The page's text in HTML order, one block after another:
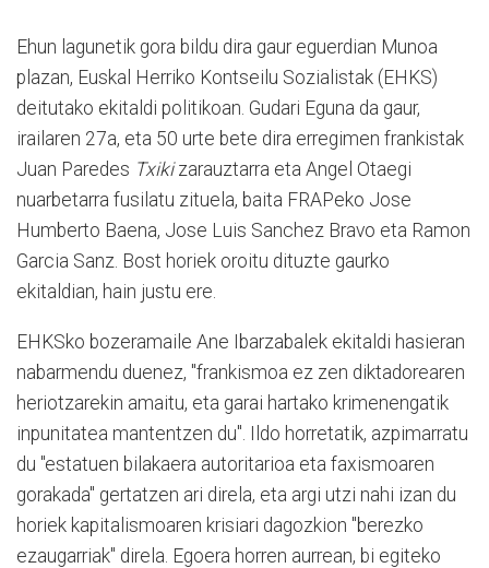
Ehun lagunetik gora bildu dira gaur eguerdian Munoa
plazan, Euskal Herriko Kontseilu Sozialistak (EHKS)
deitutako ekitaldi politikoan. Gudari Eguna da gaur,
irailaren 27a, eta 50 urte bete dira erregimen frankistak
Juan Paredes Txikizarauztarra eta Angel Otaegi
nuarbetarra fusilatu zituela, baita FRAPeko Jose
Humberto Baena, Jose Luis Sanchez Bravo eta Ramon
Garcia Sanz. Bost horiek oroitu dituzte gaurko
ekitaldian, hain justu ere.
EHKSko bozeramaile Ane Ibarzabalek ekitaldi hasieran
nabarmendu duenez, "frankismoa ez zen diktadorearen
heriotzarekin amaitu, eta garai hartako krimenengatik
inpunitatea mantentzen du". Ildo horretatik, azpimarratu
du "estatuen bilakaera autoritarioa eta faxismoaren
gorakada" gertatzen ari direla, eta argi utzi nahi izan du
horiek kapitalismoaren krisiari dagozkion "berezko
ezaugarriak" direla. Egoera horren aurrean, bi egiteko